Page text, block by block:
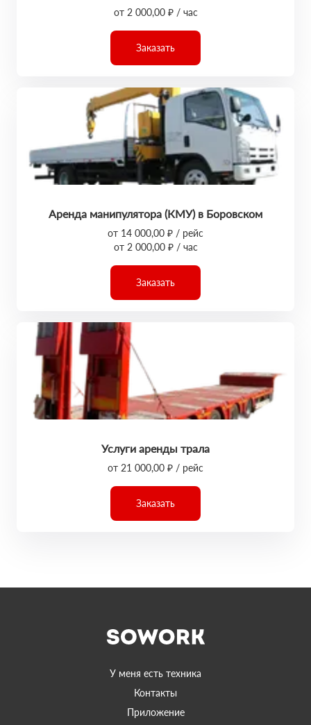
от 2 000,00 ₽ / час
Заказать
Аренда манипулятора (КМУ) в Боровском
от 14 000,00 ₽ / рейс
от 2 000,00 ₽ / час
Заказать
Услуги аренды трала
от 21 000,00 ₽ / рейс
Заказать
У меня есть техника
Контакты
Приложение